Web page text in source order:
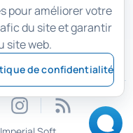
pour améliorer votre
du site et garantir
site web.
de confidentialité